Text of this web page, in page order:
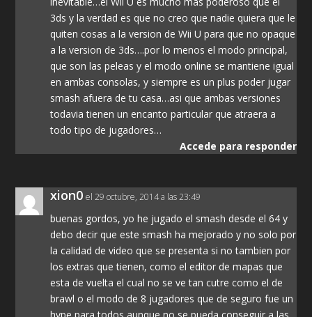
3ds y la verdad es que no creo que nadie quiera que le
quiten cosas a la version de Wii U para que no opaque
a la version de 3ds….por lo menos el modo principal,
que son las peleas y el modo online se mantiene igual
en ambas consolas, y siempre es un plus poder jugar
smash afuera de tu casa…asi que ambas versiones
todavia tienen un encanto particular que atraera a
todo tipo de jugadores…
Accede para responder
xion0 el 29 octubre, 2014 a las 23:49
buenas gordos, yo he jugado el smash desde el 64 y
debo decir que este smash ha mejorado y no solo por
la calidad de video que se presenta si no tambien por
los extras que tienen, como el editor de mapas que
esta de vuelta el cual no se ve tan cutre como el de
brawl o el modo de 8 jugadores que de seguro fue un